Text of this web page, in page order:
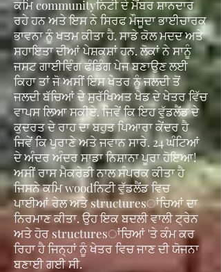
ਕਮਿ communityਨਿਟੀ ਦੇ ਮੈਂਬਰ ਸ਼ਾਨਦਾਰ
ਰਹੇ ਹਨ ਅਤੇ ਇਸ ਨੇ ਸਿਰਫ ਮੌਜੂਦਾ ਭਾਈਚਾਰਕ
ਭਾਵਨਾ ਨੂੰ ਖਤਮ ਕੀਤਾ ਹੈ. ਸਾਡੇ ਕੋਲ ਮਦਦ ਅਤੇ
ਸਹਾਇਤਾ ਦੀਆਂ ਪੇਸ਼ਕਸ਼ਾਂ ਹਨ. ਲੋਕਾਂ ਨੇ ਸਾਨੂੰ
ਜਸਟ ਗਾਈਵਿੰਗ ਫੰਡਿੰਗ ਪੇਜ ਬਣਾਉਣ ਲਈ
ਕਿਹਾ ਤਾਂ ਜੋ ਅਸੀਂ ਇਸ ਖੇਤਰ ਨੂੰ ਜਲਦੀ ਤੋਂ
ਜਲਦੀ ਬੱਚਿਆਂ ਦੇ ਸੁਰੱਖਿਅਤ ਖੇਡ ਦੇ ਖੇਤਰ ਵਿੱਚ
ਵਾਪਸ ਲਿਆ ਸਕੀਏ. ਜਿਵੇਂ ਕਿ ਇਹ ਵੁੱਡਲੈਂਡ ਦੇ
ਕੁਦਰਤ ਦੇ ਰਾਹ ਦਾ ਬਹੁਤ ਪਿਆਰਾ ਕੇਂਦਰ ਹੈ
ਜਿਵੇਂ ਕਿ ਪੁਰਾਣੇ ਅਤੇ ਜਵਾਨ ਸਾਰੇ. 24 ਘੰਟਿਆਂ
ਦੇ ਅੰਦਰ ਅੰਦਰ ਸਾਡਾ ਨਿਸ਼ਾਨਾ ਪੂਰਾ ਹੋਇਆ!
ਅਸੀਂ ਰਾਸ ਮੈਕਰੇਡੀ ਨਾਲ ਸੰਪਰਕ ਕੀਤਾ ਹੈ
ਜਿਸਨੇ ਕਮਿ woodਨਿਟੀ ਵੁੱਡਲੈਂਡ ਵਿਚ
ਪਾਈਆਂ ਰੇਲ ਅਤੇ structuresਾਂਚਿਆਂ ਦਾ
ਨਿਰਮਾਣ ਕੀਤਾ. ਉਹ ਇਕ ਬਦਲੀ ਵਾਲੀ ਟ੍ਰੇਨ
ਅਤੇ ਹੋਰ structuresਾਂਚਿਆਂ 'ਤੇ ਕੰਮ ਕਰ
ਰਿਹਾ ਹੈ ਜਿਨ੍ਹਾਂ ਨੂੰ ਖੇਤਰ ਵਿਚ ਜਾਣ ਦੀ ਯੋਜਨਾ
ਬਣਾਈ ਗਈ ਸੀ.